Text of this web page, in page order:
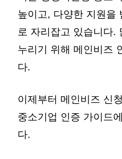
높이고, 다양한 지원을
로 자리잡고 있습니다.
누리기 위해 메인비즈
다.
이제부터 메인비즈 신
중소기업 인증 가이드
다.